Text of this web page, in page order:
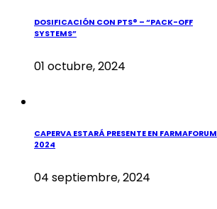
DOSIFICACIÓN CON PTS® – “PACK-OFF
SYSTEMS”
01 octubre, 2024
CAPERVA ESTARÁ PRESENTE EN FARMAFORUM
2024
04 septiembre, 2024